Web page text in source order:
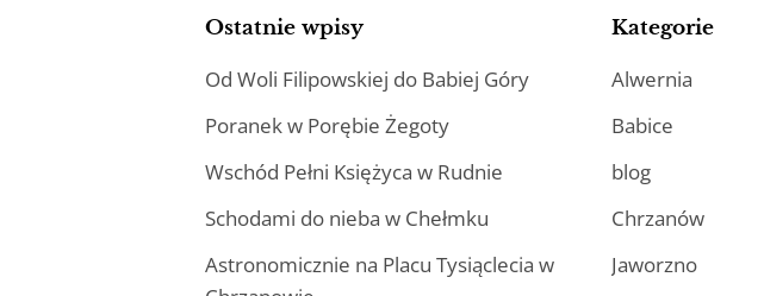
Ostatnie wpisy
Od Woli Filipowskiej do Babiej Góry
Poranek w Porębie Żegoty
Wschód Pełni Księżyca w Rudnie
Schodami do nieba w Chełmku
Astronomicznie na Placu Tysiąclecia w
Kategorie
Alwernia
Babice
blog
Chrzanów
Jaworzno